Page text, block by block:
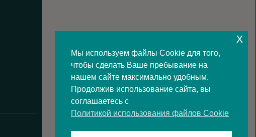
Мы используем файлы Cookie для того,
чтобы сделать Ваше пребывание на
нашем сайте максимально удобным.
Продолжив использование сайта, вы
соглашаетесь с
Политикой использования файлов Cookie
x